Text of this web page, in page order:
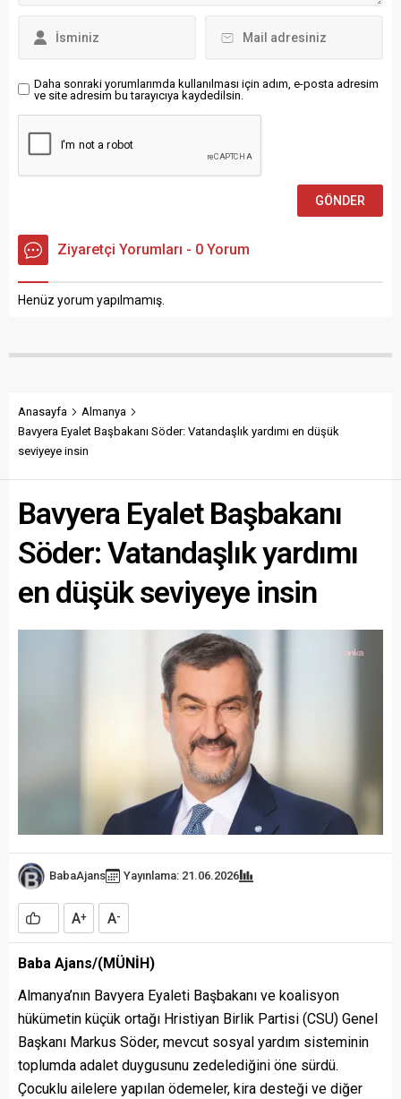
vurguladı. Almanya’da 1...
gazeteciliğe çeken öncü
“Ülkemizde haberleri...
Daha sonraki yorumlarımda kullanılması için adım, e-posta adresim
ve site adresim bu tarayıcıya kaydedilsin.
Ziyaretçi Yorumları - 0 Yorum
Henüz yorum yapılmamış.
Anasayfa
Almanya
Bavyera Eyalet Başbakanı Söder: Vatandaşlık yardımı en düşük
seviyeye insin
Bavyera Eyalet Başbakanı
Söder: Vatandaşlık yardımı
en düşük seviyeye insin
BabaAjans Yayınlama: 21.06.2026
A+ A-
Baba Ajans/(MÜNİH)
Almanya’nın Bavyera Eyaleti Başbakanı ve koalisyon
hükümetin küçük ortağı Hristiyan Birlik Partisi (CSU) Genel
Başkanı Markus Söder, mevcut sosyal yardım sisteminin
toplumda adalet duygusunu zedelediğini öne sürdü.
Çocuklu ailelere yapılan ödemeler, kira desteği ve diğer